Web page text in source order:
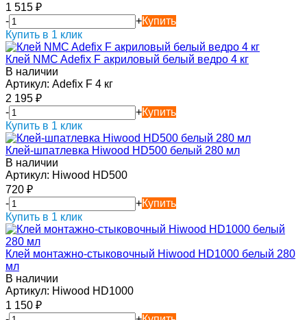
1 515 ₽
-
+Купить
Купить в 1 клик
Клей NMC Adefix F акриловый белый ведро 4 кг
В наличии
Артикул: Adefix F 4 кг
2 195 ₽
-
+Купить
Купить в 1 клик
Клей-шпатлевка Hiwood HD500 белый 280 мл
В наличии
Артикул: Hiwood HD500
720 ₽
-
+Купить
Купить в 1 клик
Клей монтажно-стыковочный Hiwood HD1000 белый 280
мл
В наличии
Артикул: Hiwood HD1000
1 150 ₽